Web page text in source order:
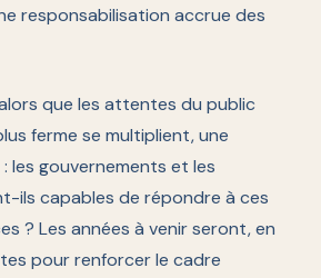
responsabilisation accrue des
que les attentes du public
ferme se multiplient, une
les gouvernements et les
ils capables de répondre à ces
? Les années à venir seront, en
pour renforcer le cadre